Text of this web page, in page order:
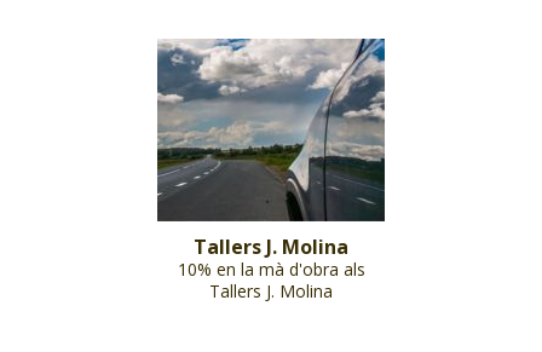
Tallers J. Molina
10% en la mà d'obra als
Tallers J. Molina